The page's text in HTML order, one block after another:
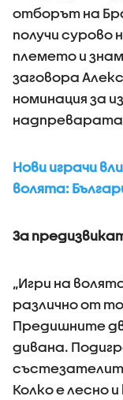
отборът на
получи сурово
племето и
заговора
номинация за
Нови играчи
волята:
За
„Игри на
различно от
Предишните
дивана.
Колко е лесно